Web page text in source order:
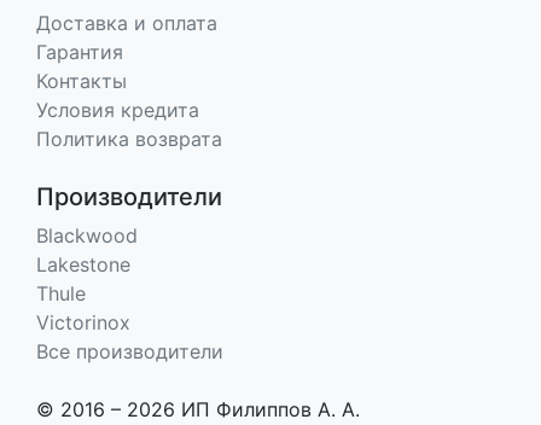
Доставка и оплата
Гарантия
Контакты
Условия кредита
Политика возврата
Производители
Blackwood
Lakestone
Thule
Victorinox
Все производители
© 2016 – 2026 ИП Филиппов А. А.